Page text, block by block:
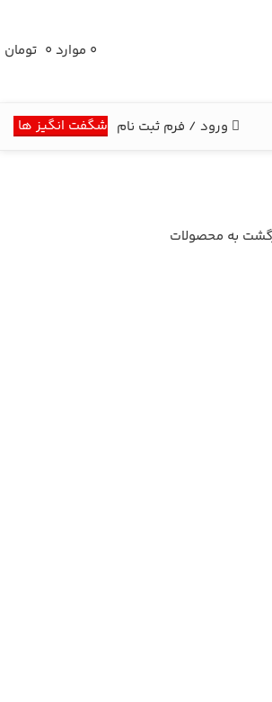
0 موارد ۰ تومان
ورود / فرم ثبت نام شگفت انگیز ها
به محصولات